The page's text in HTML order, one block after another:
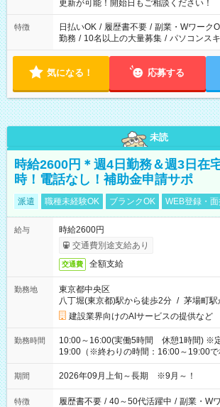
更新が可能！開始日もご相談ください！
特徴 日払いOK / 履歴書不要 / 副業・Wワーク
勤務 / 10名以上の大量募集 / パソコンス
気になる！ 応募する
未読
時給2600円＊週4日勤務＆週3日在
時！電話なし！補助金申請サポ
派遣 職種未経験OK ブランクOK WEB登録・
給与
時給2600円
交通費別途支給あり
交通費 全額支給
勤務地
東京都中央区
八丁堀(東京都)駅から徒歩2分 / 茅場町
建設業界向けのAIサービスの提供など
勤務時間
10:00～16:00(実働5時間 休憩1時間) ※
19:00（※終わりの時間：16:00～19:00で
期間 2026年09月上旬～長期 ※9月～！
特徴 履歴書不要 / 40～50代活躍中 / 副業・W